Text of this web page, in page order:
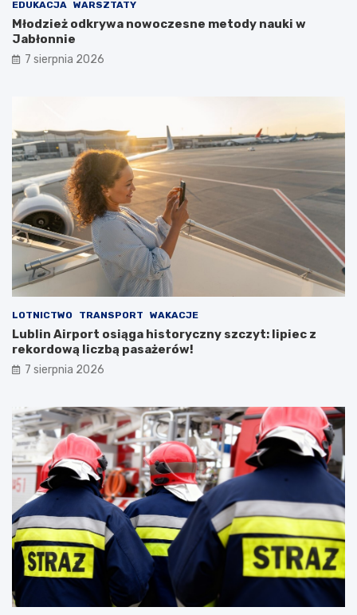
2
6
r
o
ó
w
i
p
p
u
s
t
o
s
t
a
u
EDUKACJA WARSZTATY
Młodzież odkrywa nowoczesne metody nauki w
Jabłonnie
7 sierpnia 2026
LOTNICTWO TRANSPORT WAKACJE
Lublin Airport osiąga historyczny szczyt: lipiec z
rekordową liczbą pasażerów!
7 sierpnia 2026